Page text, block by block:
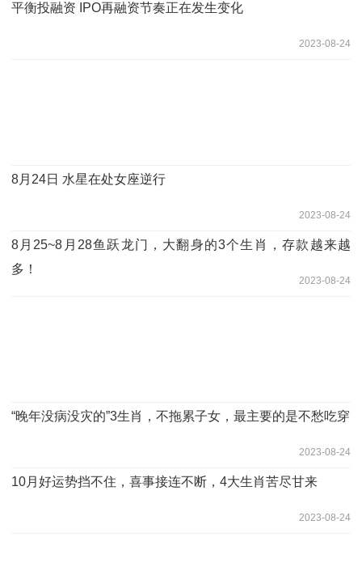
平衡投融资 IPO再融资节奏正在发生变化
2023-08-24
8月24日 水星在处女座逆行
2023-08-24
8月25~8月28鱼跃龙门，大翻身的3个生肖，存款越来越
多！
2023-08-24
“晚年没病没灾的”3生肖，不拖累子女，最主要的是不愁吃穿
2023-08-24
10月好运势挡不住，喜事接连不断，4大生肖苦尽甘来
2023-08-24